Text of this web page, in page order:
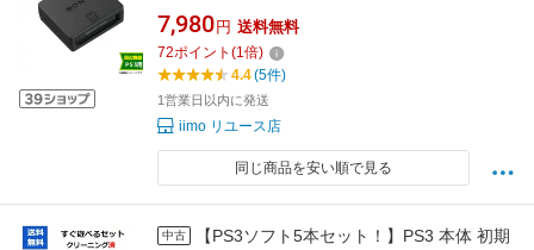
ー 周辺機器 4948872411325【中古】
7,980 円 送料無料
72ポイント (1倍)
4.4(5件)
1営業日以内に発送
iimo リユース店
同じ商品を安い順で見る
中古
【PS3ソフト5本セット！】PS3 本体 初期